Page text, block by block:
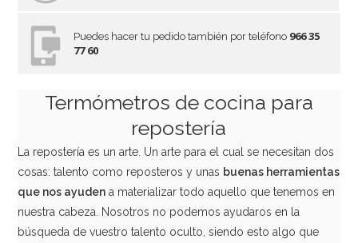
Puedes hacer tu pedido también por teléfono 966 35
77 60
Termómetros de cocina para
repostería
La repostería es un arte. Un arte para el cual se necesitan dos
cosas: talento como reposteros y unas buenas herramientas
que nos ayuden a materializar todo aquello que tenemos en
nuestra cabeza. Nosotros no podemos ayudaros en la
búsqueda de vuestro talento oculto, siendo esto algo que